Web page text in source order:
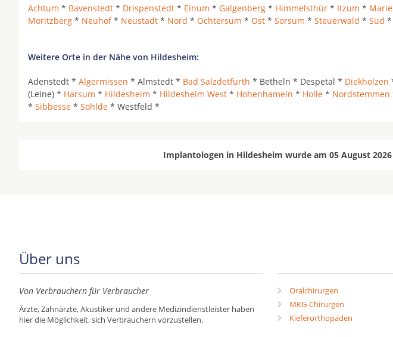
Achtum * Bavenstedt * Drispenstedt * Einum * Galgenberg * Himmelsthür * Itzum *
Moritzberg * Neuhof* Neustadt * Nord * Ochtersum * Ost * Sorsum * Steuerwald * Süd *
Weitere Orte in der Nähe von Hildesheim:
Adenstedt * Algermissen * Almstedt * Bad Salzdetfurth * Betheln * Despetal * Diekholzen
(Leine) * Harsum * Hildesheim * Hildesheim West * Hohenhameln * Holle * Nordstemmen
* Sibbesse * Söhlde * Westfeld *
Implantologen in Hildesheim wurde am 05 August
Über uns
Von Verbrauchern für Verbraucher
Ärzte, Zahnärzte, Akustiker und andere Medizindienstleister haben
hier die Möglichkeit, sich Verbrauchern vorzustellen.
Oralchirurgen
MKG-Chirurgen
Kieferorthopäden